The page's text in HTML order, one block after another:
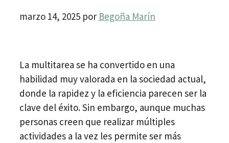
marzo 14, 2025 por Begoña Marín
La multitarea se ha convertido en una
habilidad muy valorada en la sociedad actual,
donde la rapidez y la eficiencia parecen ser la
clave del éxito. Sin embargo, aunque muchas
personas creen que realizar múltiples
actividades a la vez les permite ser más